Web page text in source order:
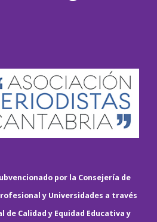
por la Consejería de
y Universidades a través
de Calidad y Equidad Educativa y